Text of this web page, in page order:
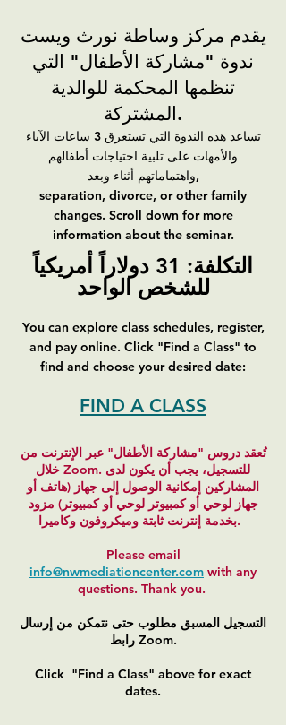
يقدم مركز وساطة نورث ويست
ندوة "مشاركة الأطفال" التي
تنظمها المحكمة للوالدية
المشتركة.
تساعد هذه الندوة التي تستغرق 3 ساعات الآباء
والأمهات على تلبية احتياجات أطفالهم
واهتماماتهم أثناء وبعد,
separation, divorce, or other family
changes. Scroll down for more
information about the seminar.
التكلفة: 31 دولاراً أمريكياً
للشخص الواحد
You can explore class schedules, register,
and pay online. Click "Find a Class" to
find and choose your desired date:
FIND A CLASS
تُعقد دروس "مشاركة الأطفال" عبر الإنترنت من
خلال Zoom. للتسجيل، يجب أن يكون لدى
المشاركين إمكانية الوصول إلى جهاز (هاتف أو
جهاز لوحي أو كمبيوتر لوحي أو كمبيوتر) مزود
بخدمة إنترنت ثابتة وميكروفون وكاميرا.
Please email
info@nwmediationcenter.com with any
questions. Thank you.
التسجيل المسبق مطلوب حتى نتمكن من إرسال
رابط Zoom.
Click "Find a Class" above for exact
dates.